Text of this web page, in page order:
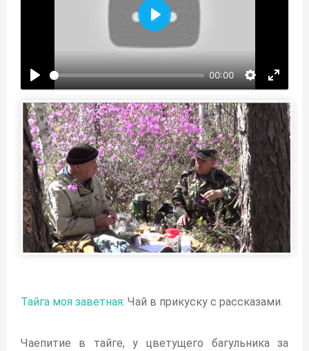
00:00
Воспроизвести
Тайга моя заветная: Чай в прикуску с рассказами.
Чаепитие в тайге, у цветущего багульника за